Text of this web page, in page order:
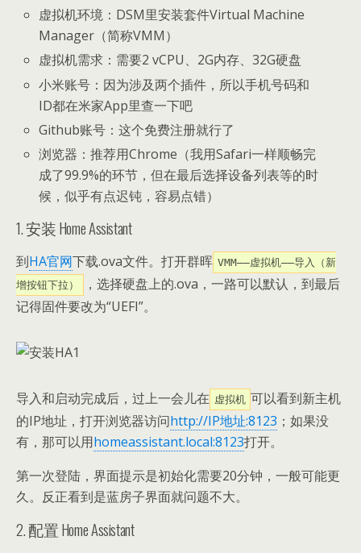
虚拟机环境：DSM里安装套件Virtual Machine
Manager（简称VMM）
虚拟机需求：需要2 vCPU、2G内存、32G硬盘
小米账号：因为涉及两个插件，所以手机号码和
ID都在米家App里查一下吧
Github账号：这个免费注册就行了
浏览器：推荐用Chrome（我用Safari一样顺畅完
成了99.9%的环节，但在最后选择设备列表等的时
候，似乎有点迟钝，容易点错）
1. 安装 Home Assistant
到HA官网下载.ova文件。打开群晖 VMM——虚拟机——导入（新
增按钮下拉）
，选择硬盘上的.ova，一路可以默认，到最后
记得固件要改为“UEFI”。
导入和启动完成后，过上一会儿在 虚拟机 可以看到新主机
的IP地址，打开浏览器访问http://IP地址:8123 ；如果没
有，那可以用homeassistant.local:8123打开。
第一次登陆，界面提示是初始化需要20分钟，一般可能更
久。反正看到是蓝房子界面就问题不大。
2. 配置 Home Assistant